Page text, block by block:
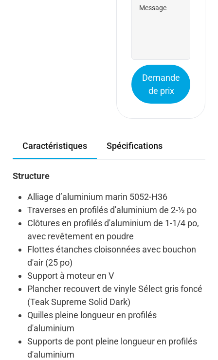
Message
Caractéristiques Spécifications
Structure
Alliage d’aluminium marin 5052-H36
Traverses en profilés d'aluminium de 2-½ po
Clôtures en profilés d'aluminium de 1-1/4 po,
avec revêtement en poudre
Flottes étanches cloisonnées avec bouchon
d'air (25 po)
Support à moteur en V
Plancher recouvert de vinyle Sélect gris foncé
(Teak Supreme Solid Dark)
Quilles pleine longueur en profilés
d'aluminium
Supports de pont pleine longueur en profilés
d'aluminium